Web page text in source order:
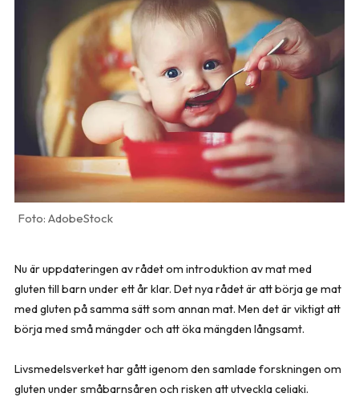
AdobeStock
Nu är uppdateringen av rådet om introduktion av mat med
gluten till barn under ett år klar. Det nya rådet är att börja ge mat
med gluten på samma sätt som annan mat. Men det är viktigt att
börja med små mängder och att öka mängden långsamt.
Livsmedelsverket har gått igenom den samlade forskningen om
gluten under småbarnsåren och risken att utveckla celiaki.